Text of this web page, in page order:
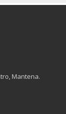
Mantena.